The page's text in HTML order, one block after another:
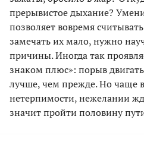
прерывистое дыхание?
позволяет вовремя
замечать их мало, нужно
причины. Иногда так
знаком плюс»: порыв
лучше, чем прежде. Но чаще
нетерпимости, нежелании
значит пройти половину